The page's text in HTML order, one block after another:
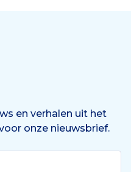
en verhalen uit het
onze nieuwsbrief.